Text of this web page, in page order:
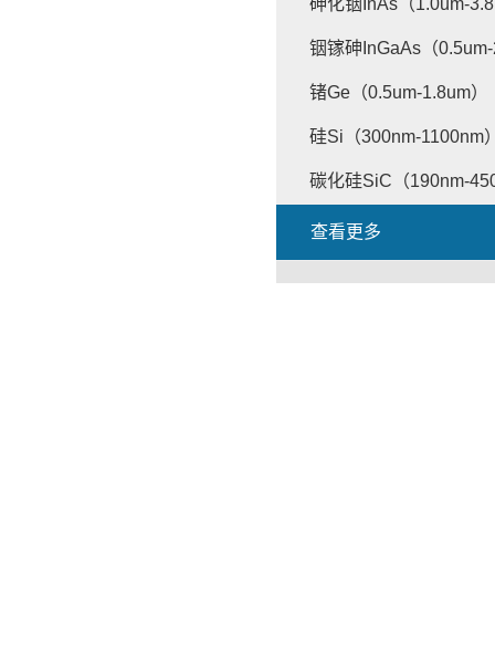
砷化铟InAs（1.0um-
铟镓砷InGaAs（
锗Ge（0.5um-1.8um）
硅Si（300nm-1100nm
碳化硅SiC（190nm-
查看更多